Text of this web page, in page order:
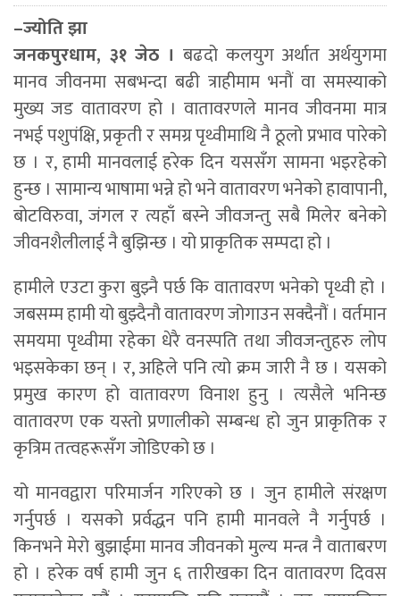
–ज्योति झा
जनकपुरधाम, ३१ जेठ । बढदो कलयुग अर्थात अर्थयुगमा
मानव जीवनमा सबभन्दा बढी त्राहीमाम भनौं वा समस्याको
मुख्य जड वातावरण हो । वातावरणले मानव जीवनमा मात्र
नभई पशुपंक्षि, प्रकृती र समग्र पृथ्वीमाथि नै ठूलो प्रभाव पारेको
छ । र, हामी मानवलाई हरेक दिन यससँग सामना भइरहेको
हुन्छ । सामान्य भाषामा भन्ने हो भने वातावरण भनेको हावापानी,
बोटविरुवा, जंगल र त्यहाँ बस्ने जीवजन्तु सबै मिलेर बनेको
जीवनशैलीलाई नै बुझिन्छ । यो प्राकृतिक सम्पदा हो ।
हामीले एउटा कुरा बुझ्नै पर्छ कि वातावरण भनेको पृथ्वी हो ।
जबसम्म हामी यो बुझ्दैनौ वातावरण जोगाउन सक्दैनौं । वर्तमान
समयमा पृथ्वीमा रहेका धेरै वनस्पति तथा जीवजन्तुहरु लोप
भइसकेका छन् । र, अहिले पनि त्यो क्रम जारी नै छ । यसको
प्रमुख कारण हो वातावरण विनाश हुनु । त्यसैले भनिन्छ
वातावरण एक यस्तो प्रणालीको सम्बन्ध हो जुन प्राकृतिक र
कृत्रिम तत्वहरूसँग जोडिएको छ ।
यो मानवद्वारा परिमार्जन गरिएको छ । जुन हामीले संरक्षण
गर्नुपर्छ । यसको प्रर्वद्धन पनि हामी मानवले नै गर्नुपर्छ ।
किनभने मेरो बुझाईमा मानव जीवनको मुल्य मन्त्र नै वाताबरण
हो । हरेक वर्ष हामी जुन ६ तारीखका दिन वातावरण दिवस